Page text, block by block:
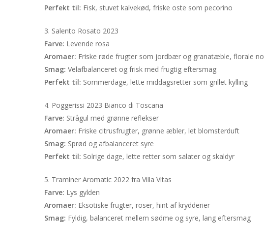
Perfekt til: Fisk, stuvet kalvekød, friske oste som pecorino
3. Salento Rosato 2023
Farve: Levende rosa
Aromaer: Friske røde frugter som jordbær og granatæble, florale
Smag: Velafbalanceret og frisk med frugtig eftersmag
Perfekt til: Sommerdage, lette middagsretter som grillet kylling
4. Poggerissi 2023 Bianco di Toscana
Farve: Strågul med grønne reflekser
Aromaer: Friske citrusfrugter, grønne æbler, let blomsterduft
Smag: Sprød og afbalanceret syre
Perfekt til: Solrige dage, lette retter som salater og skaldyr
5. Traminer Aromatic 2022 fra Villa Vitas
Farve: Lys gylden
Aromaer: Eksotiske frugter, roser, hint af krydderier
Smag: Fyldig, balanceret mellem sødme og syre, lang eftersmag